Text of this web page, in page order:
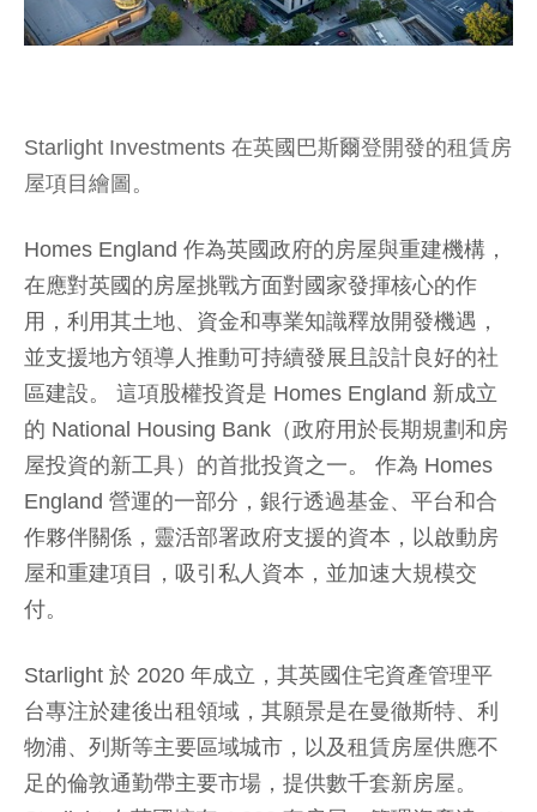
Starlight Investments 在英國巴斯爾登開發的租賃房
屋項目繪圖。
Homes England 作為英國政府的房屋與重建機構，
在應對英國的房屋挑戰方面對國家發揮核心的作
用，利用其土地、資金和專業知識釋放開發機遇，
並支援地方領導人推動可持續發展且設計良好的社
區建設。 這項股權投資是 Homes England 新成立
的 National Housing Bank（政府用於長期規劃和房
屋投資的新工具）的首批投資之一。 作為 Homes
England 營運的一部分，銀行透過基金、平台和合
作夥伴關係，靈活部署政府支援的資本，以啟動房
屋和重建項目，吸引私人資本，並加速大規模交
付。
Starlight 於 2020 年成立，其英國住宅資產管理平
台專注於建後出租領域，其願景是在曼徹斯特、利
物浦、列斯等主要區域城市，以及租賃房屋供應不
足的倫敦通勤帶主要市場，提供數千套新房屋。